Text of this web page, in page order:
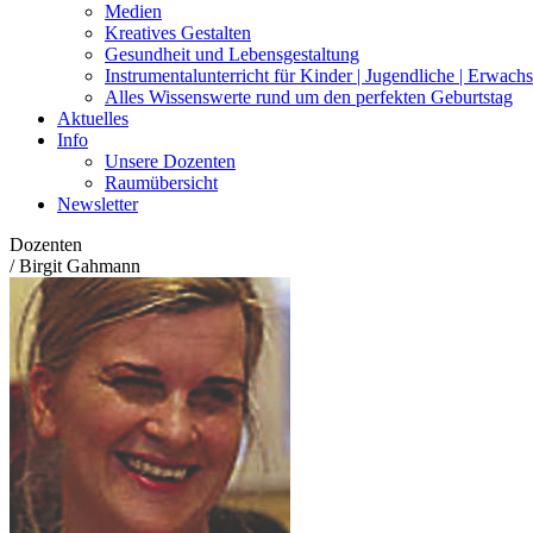
Medien
Kreatives Gestalten
Gesundheit und Lebensgestaltung
Instrumentalunterricht für Kinder | Jugendliche |
Alles Wissenswerte rund um den perfekten Geburtstag
Aktuelles
Info
Unsere Dozenten
Raumübersicht
Newsletter
Dozenten
/Birgit Gahmann